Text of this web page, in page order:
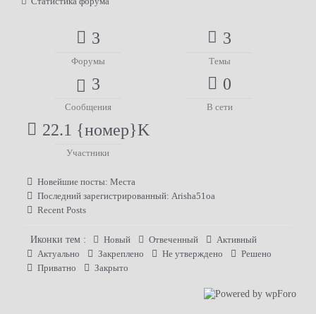
3
Форумы
3
Темы
3
Сообщения
0
В сети
22.1 {номер}K
Участники
Новейшие посты: Места
Последний зарегистрированный: Arisha51oa
Recent Posts
Иконки тем : Новый Отвеченный
Активный
Актуально
Закреплено Не утверждено
Решено
Приватно
Закрыто